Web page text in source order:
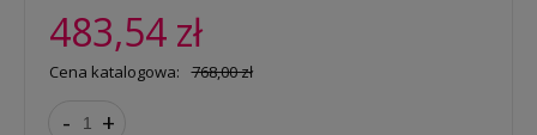
483,54 zł
Cena katalogowa: 768,00 zł
- +